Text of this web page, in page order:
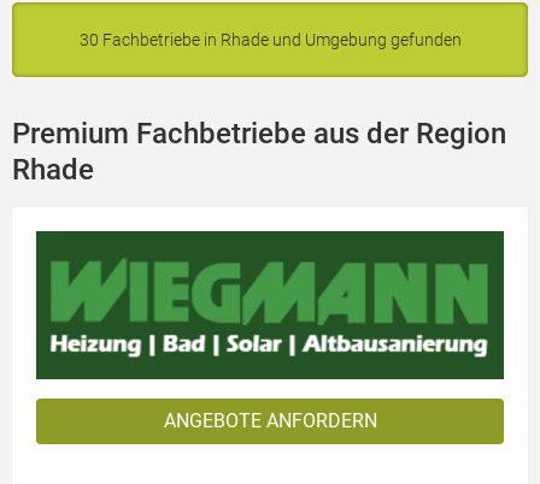
30 Fachbetriebe in Rhade und Umgebung gefunden
Premium Fachbetriebe aus der Region
Rhade
ANGEBOTE ANFORDERN